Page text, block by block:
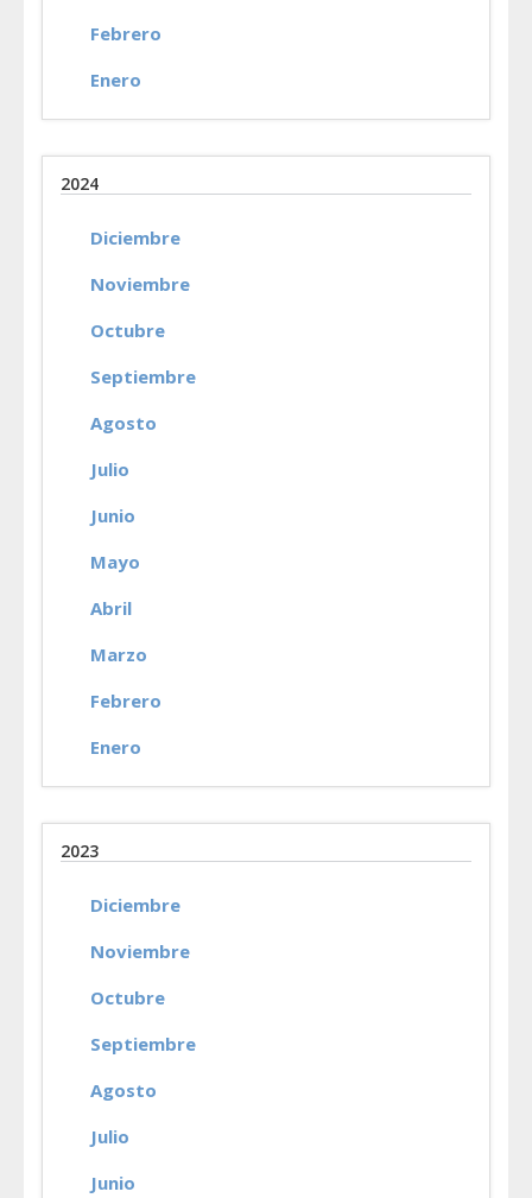
Febrero
Enero
2024
Diciembre
Noviembre
Octubre
Septiembre
Agosto
Julio
Junio
Mayo
Abril
Marzo
Febrero
Enero
2023
Diciembre
Noviembre
Octubre
Septiembre
Agosto
Julio
Junio